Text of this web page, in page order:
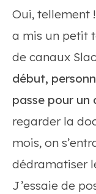
Oui, tellement
a mis un petit
de canaux
début,
passe pour un
regarder la
mois, on
dédramatiser
J’essaie de